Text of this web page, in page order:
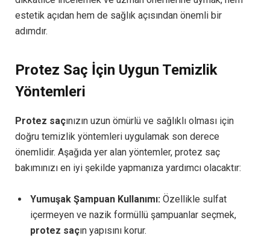
estetik açıdan hem de sağlık açısından önemli bir
adımdır.
Protez Saç İçin Uygun Temizlik
Yöntemleri
Protez saçınızın uzun ömürlü ve sağlıklı olması için
doğru temizlik yöntemleri uygulamak son derece
önemlidir. Aşağıda yer alan yöntemler, protez saç
bakımınızı en iyi şekilde yapmanıza yardımcı olacaktır:
Yumuşak Şampuan Kullanımı: Özellikle sulfat
içermeyen ve nazik formüllü şampuanlar seçmek,
protez saçın yapısını korur.